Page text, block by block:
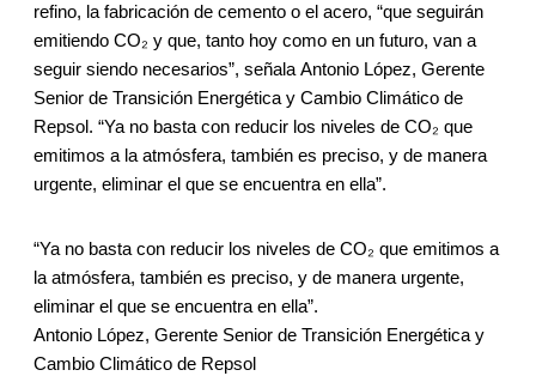
refino, la fabricación de cemento o el acero, “que seguirán
emitiendo CO₂ y que, tanto hoy como en un futuro, van a
seguir siendo necesarios”, señala Antonio López, Gerente
Senior de Transición Energética y Cambio Climático de
Repsol. “Ya no basta con reducir los niveles de CO₂ que
emitimos a la atmósfera, también es preciso, y de manera
urgente, eliminar el que se encuentra en ella”.
“Ya no basta con reducir los niveles de CO₂ que emitimos a
la atmósfera, también es preciso, y de manera urgente,
eliminar el que se encuentra en ella”.
Antonio López, Gerente Senior de Transición Energética y
Cambio Climático de Repsol